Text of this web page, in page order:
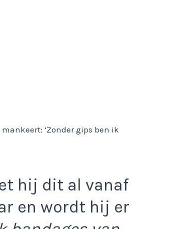
hij dit al vanaf
en wordt hij er